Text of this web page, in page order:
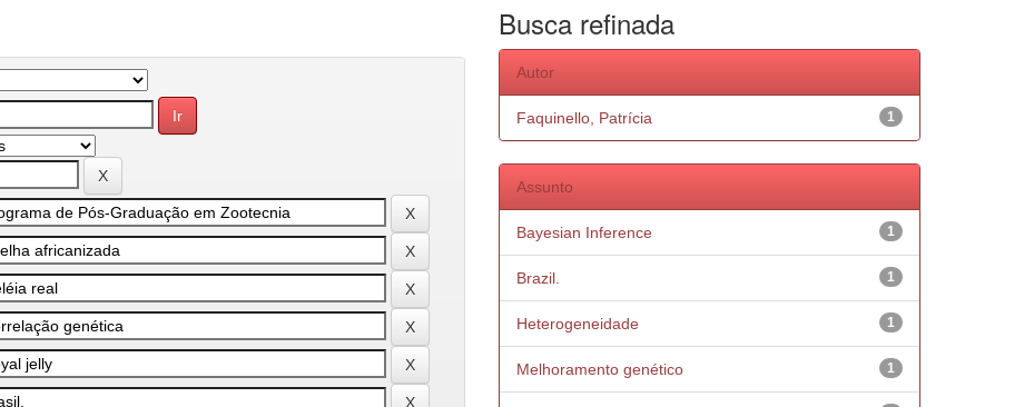
Busca refinada
Autor
1
Faquinello, Patrícia
Assunto
1
Bayesian Inference
1
Brazil.
1
Heterogeneidade
1
Melhoramento genético